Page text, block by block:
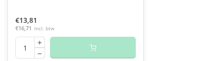
€13,81
€16,71 Incl. btw